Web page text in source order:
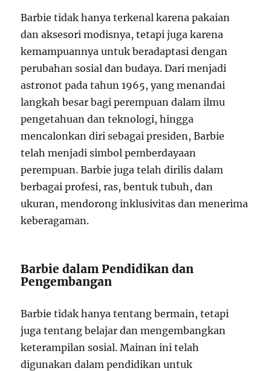
Barbie tidak hanya terkenal karena pakaian
dan aksesori modisnya, tetapi juga karena
kemampuannya untuk beradaptasi dengan
perubahan sosial dan budaya. Dari menjadi
astronot pada tahun 1965, yang menandai
langkah besar bagi perempuan dalam ilmu
pengetahuan dan teknologi, hingga
mencalonkan diri sebagai presiden, Barbie
telah menjadi simbol pemberdayaan
perempuan. Barbie juga telah dirilis dalam
berbagai profesi, ras, bentuk tubuh, dan
ukuran, mendorong inklusivitas dan menerima
keberagaman.
Barbie dalam Pendidikan dan
Pengembangan
Barbie tidak hanya tentang bermain, tetapi
juga tentang belajar dan mengembangkan
keterampilan sosial. Mainan ini telah
digunakan dalam pendidikan untuk